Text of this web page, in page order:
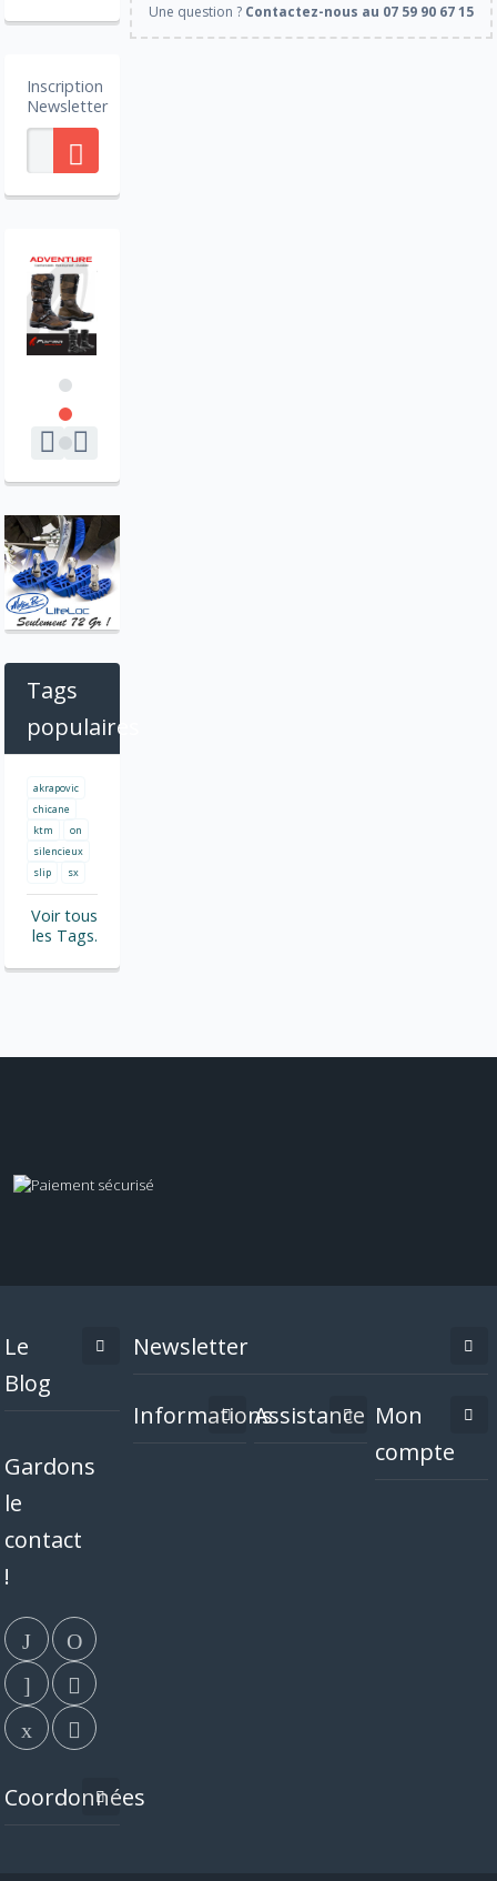
Une question ? Contactez-nous au 07 59 90 67 15
Inscription
Newsletter
Tags
populaires
akrapovic
chicane
ktm
on
silencieux
slip
sx
Voir tous
les Tags.
Le
Blog
Gardons
le
contact
!
Coordonnées
Newsletter
InformationsAssistance Mon
compte